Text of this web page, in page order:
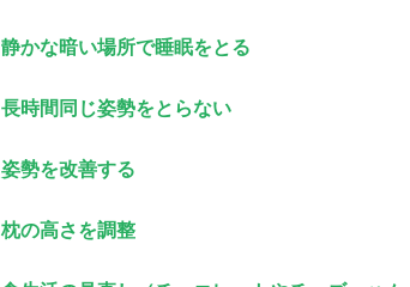
静かな暗い場所で睡眠をとる
長時間同じ姿勢をとらない
姿勢を改善する
枕の高さを調整